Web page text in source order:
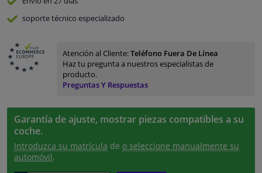
soporte técnico especializado
Atención al Cliente:Teléfono Fuera De Línea
Haz tu pregunta a nuestros especialistas de
producto.
Preguntas Y Respuestas
Garantía de ajuste, mostrar piezas compatibles a su
coche.
Introduzca su matrícula de o seleccione manualmente su
automóvil.